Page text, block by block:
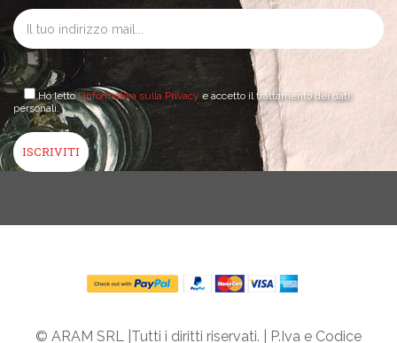
Ho lettol'informativa sulla Privacy e accetto il trattamento dei dati
personali.
© ARAM SRL |Tutti i diritti riservati. | P.Iva e Codice